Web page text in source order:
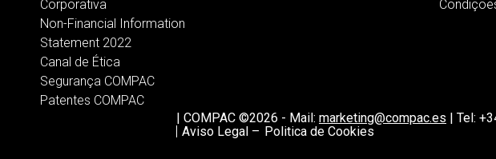
Corporativa
Non-Financial Information
Statement 2022
Canal de Ética
Segurança COMPAC
Patentes COMPAC
COMPAC ©2026 - Mail: marketing@compac.es Tel:
Aviso Legal – Politica de Cookies